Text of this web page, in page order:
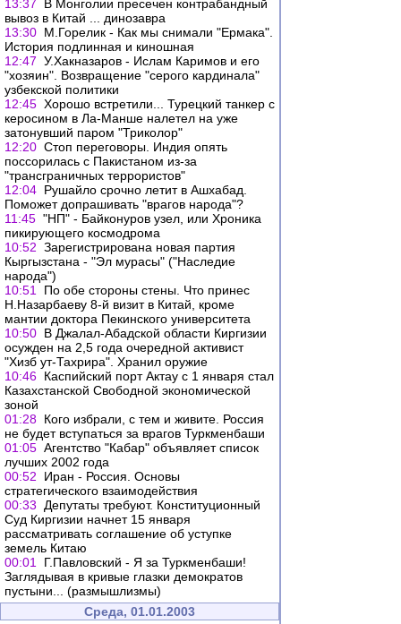
13:37
В Монголии пресечен контрабандный
вывоз в Китай ... динозавра
13:30 М.Горелик - Как мы снимали "Ермака".
История подлинная и киношная
12:47 У.Хакназаров - Ислам Каримов и его
"хозяин". Возвращение "серого кардинала"
узбекской политики
12:45 Хорошо встретили... Турецкий танкер с
керосином в Ла-Манше налетел на уже
затонувший паром "Триколор"
12:20 Стоп переговоры. Индия опять
поссорилась с Пакистаном из-за
"трансграничных террористов"
12:04 Рушайло срочно летит в Ашхабад.
Поможет допрашивать "врагов народа"?
11:45 "НП" - Байконуров узел, или Хроника
пикирующего космодрома
10:52 Зарегистрирована новая партия
Кыргызстана - "Эл мурасы" ("Наследие
народа")
10:51
По обе стороны стены. Что принес
Н.Назарбаеву 8-й визит в Китай, кроме
мантии доктора Пекинского университета
10:50 В Джалал-Абадской области Киргизии
осужден на 2,5 года очередной активист
"Хизб ут-Тахрира". Хранил оружие
10:46 Каспийский порт Актау с 1 января стал
Казахстанской Свободной экономической
зоной
01:28 Кого избрали, с тем и живите. Россия
не будет вступаться за врагов Туркменбаши
01:05 Агентство "Кабар" объявляет список
лучших 2002 года
00:52
Иран - Россия. Основы
стратегического взаимодействия
00:33
Депутаты требуют. Конституционный
Суд Киргизии начнет 15 января
рассматривать соглашение об уступке
земель Китаю
00:01
Г.Павловский - Я за Туркменбаши!
Заглядывая в кривые глазки демократов
пустыни... (размышлизмы)
Среда, 01.01.2003